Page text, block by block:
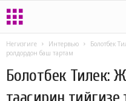
Негизгиге Интервью
Болотбек
ролдордон баш тартам
Болотбек Тилек: